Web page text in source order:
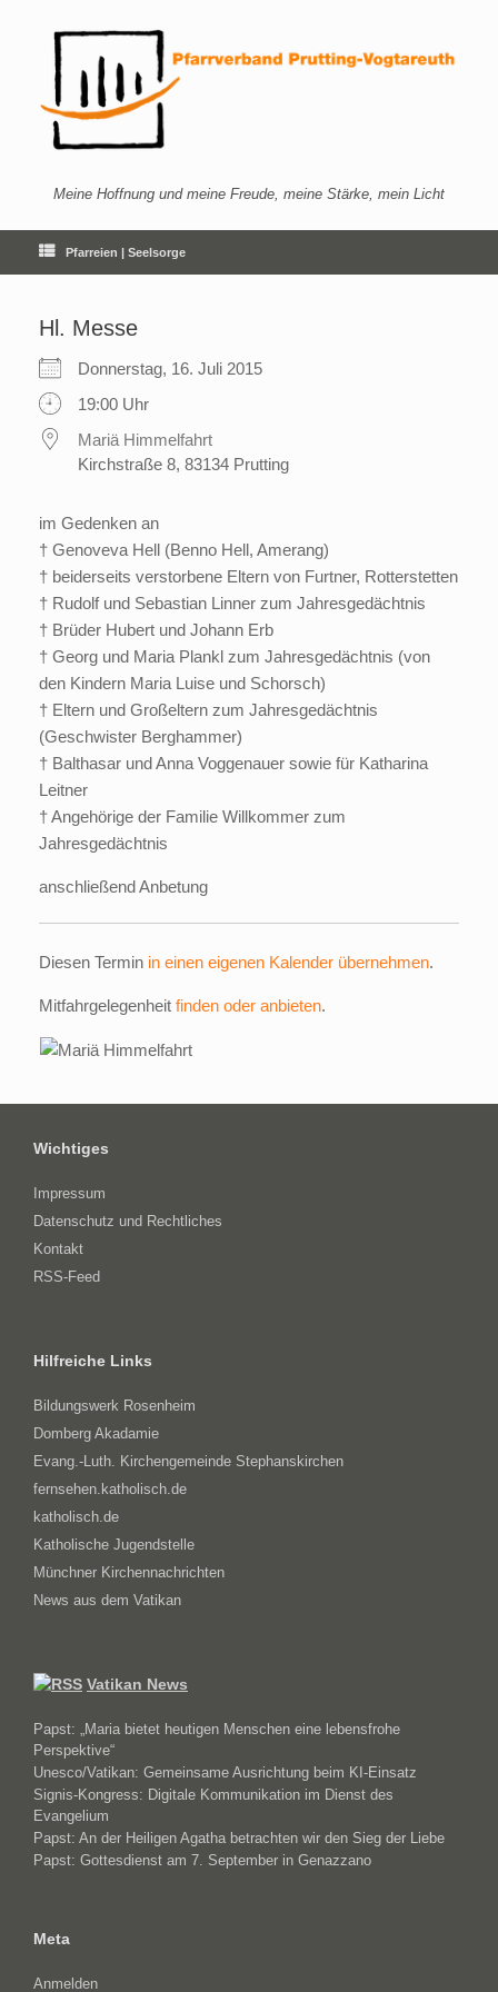
Meine Hoffnung und meine Freude, meine Stärke, mein Licht
Pfarreien | Seelsorge
Hl. Messe
Donnerstag, 16. Juli 2015
19:00 Uhr
Mariä Himmelfahrt
Kirchstraße 8, 83134 Prutting
im Gedenken an
† Genoveva Hell (Benno Hell, Amerang)
† beiderseits verstorbene Eltern von Furtner, Rotterstetten
† Rudolf und Sebastian Linner zum Jahresgedächtnis
† Brüder Hubert und Johann Erb
† Georg und Maria Plankl zum Jahresgedächtnis (von
den Kindern Maria Luise und Schorsch)
† Eltern und Großeltern zum Jahresgedächtnis
(Geschwister Berghammer)
† Balthasar und Anna Voggenauer sowie für Katharina
Leitner
† Angehörige der Familie Willkommer zum
Jahresgedächtnis
anschließend Anbetung
Diesen Termin in einen eigenen Kalender übernehmen.
Mitfahrgelegenheit finden oder anbieten.
Wichtiges
Impressum
Datenschutz und Rechtliches
Kontakt
RSS-Feed
Hilfreiche Links
Bildungswerk Rosenheim
Domberg Akadamie
Evang.-Luth. Kirchengemeinde Stephanskirchen
fernsehen.katholisch.de
katholisch.de
Katholische Jugendstelle
Münchner Kirchennachrichten
News aus dem Vatikan
Vatikan News
Papst: „Maria bietet heutigen Menschen eine lebensfrohe
Perspektive“
Unesco/Vatikan: Gemeinsame Ausrichtung beim KI-Einsatz
Signis-Kongress: Digitale Kommunikation im Dienst des
Evangelium
Papst: An der Heiligen Agatha betrachten wir den Sieg der Liebe
Papst: Gottesdienst am 7. September in Genazzano
Meta
Anmelden